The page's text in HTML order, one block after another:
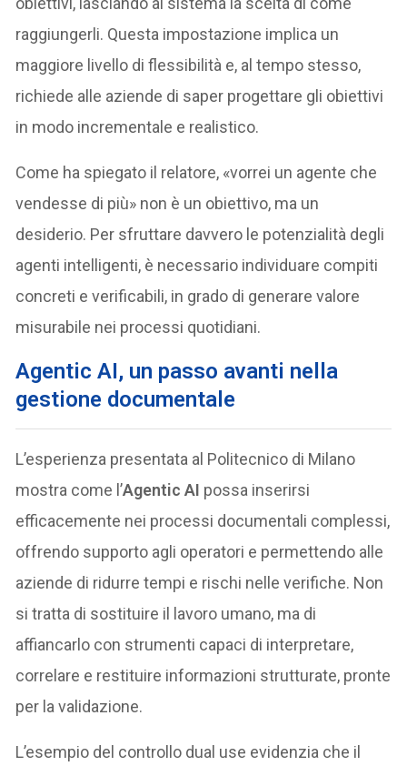
raggiungerli. Questa impostazione implica un
maggiore livello di flessibilità e, al tempo stesso,
richiede alle aziende di saper progettare gli obiettivi
in modo incrementale e realistico.
Come ha spiegato il relatore, «vorrei un agente che
vendesse di più» non è un obiettivo, ma un
desiderio. Per sfruttare davvero le potenzialità degli
agenti intelligenti, è necessario individuare compiti
concreti e verificabili, in grado di generare valore
misurabile nei processi quotidiani.
Agentic AI, un passo avanti nella
gestione documentale
L’esperienza presentata al Politecnico di Milano
mostra come l’Agentic AI possa inserirsi
efficacemente nei processi documentali complessi,
offrendo supporto agli operatori e permettendo alle
aziende di ridurre tempi e rischi nelle verifiche. Non
si tratta di sostituire il lavoro umano, ma di
affiancarlo con strumenti capaci di interpretare,
correlare e restituire informazioni strutturate, pronte
per la validazione.
L’esempio del controllo dual use evidenzia che il